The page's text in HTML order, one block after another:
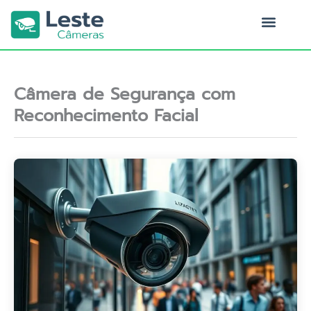
para
conteúdo
Câmera de Segurança com
Reconhecimento Facial